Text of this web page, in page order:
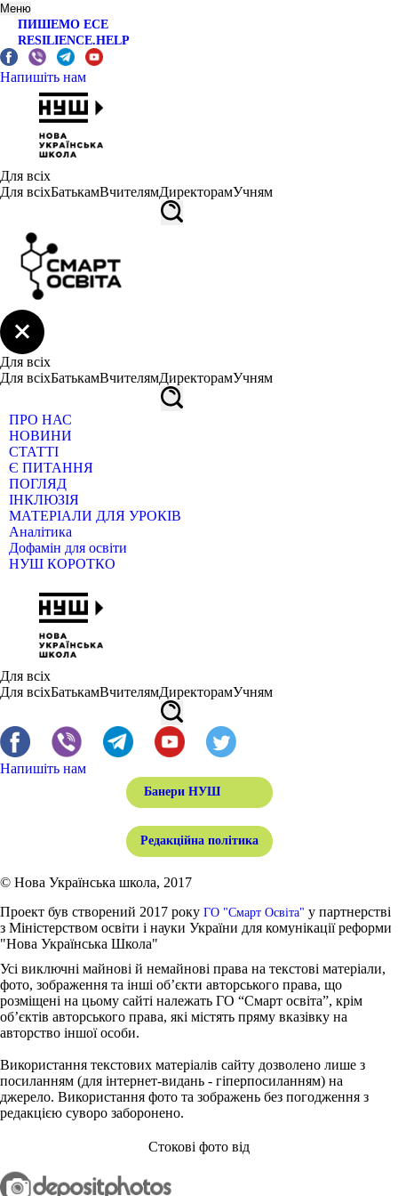
Меню
ПИШЕМО ЕСЕ
RESILIENCE.HELP
Напишіть нам
Для всіх
Для всіхБатькамВчителямДиректорамУчням
Для всіх
Для всіхБатькамВчителямДиректорамУчням
ПРО НАС
НОВИНИ
СТАТТІ
Є ПИТАННЯ
ПОГЛЯД
ІНКЛЮЗІЯ
МАТЕРІАЛИ ДЛЯ УРОКІВ
Аналітика
Дофамін для освіти
НУШ КОРОТКО
Для всіх
Для всіхБатькамВчителямДиректорамУчням
Напишіть нам
Банери НУШ
Редакційна політика
© Нова Українська школа, 2017
Проект був створений 2017 року ГО "Смарт Освіта" у партнерстві
з Міністерством освіти і науки України для комунікації реформи
"Нова Українська Школа"
Усі виключні майнові й немайнові права на текстові матеріали,
фото, зображення та інші об’єкти авторського права, що
розміщені на цьому сайті належать ГО “Смарт освіта”, крім
об’єктів авторського права, які містять пряму вказівку на
авторство іншої особи.
Використання текстових матеріалів сайту дозволено лише з
посиланням (для інтернет-видань - гіперпосиланням) на
джерело. Використання фото та зображень без погодження з
редакцією суворо заборонено.
Стокові фото від